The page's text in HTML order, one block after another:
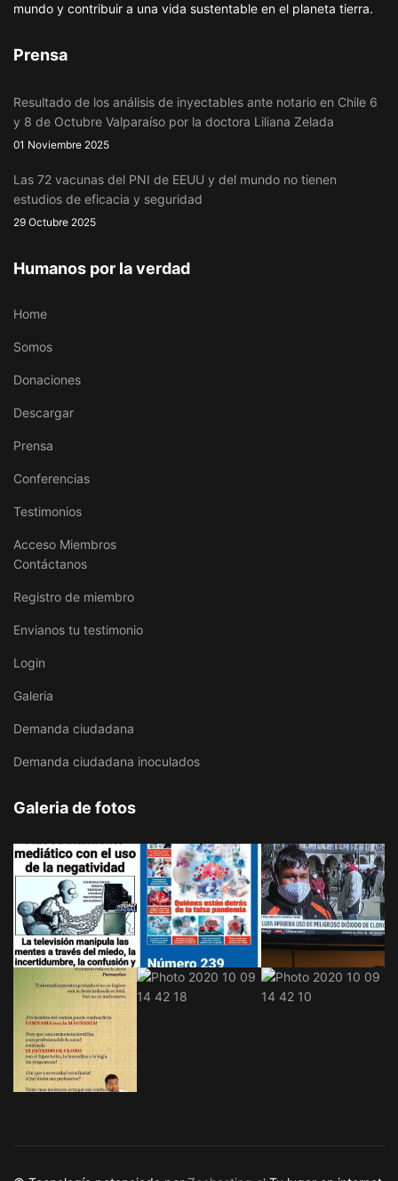
mundo y contribuir a una vida sustentable en el planeta tierra.
Prensa
Resultado de los análisis de inyectables ante notario en Chile 6
y 8 de Octubre Valparaíso por la doctora Liliana Zelada
01 Noviembre 2025
Las 72 vacunas del PNI de EEUU y del mundo no tienen
estudios de eficacia y seguridad
29 Octubre 2025
Humanos por la verdad
Home
Somos
Donaciones
Descargar
Prensa
Conferencias
Testimonios
Acceso Miembros
Contáctanos
Registro de miembro
Envianos tu testimonio
Login
Galeria
Demanda ciudadana
Demanda ciudadana inoculados
Galeria de fotos